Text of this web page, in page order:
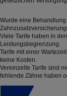
Wurde eine
Viele Tarife haben in
Leistungsbegrenzung.
Tarife mit einer
keine Kosten.
Vereinzelte Tarife sind
fehlende Zähne haben